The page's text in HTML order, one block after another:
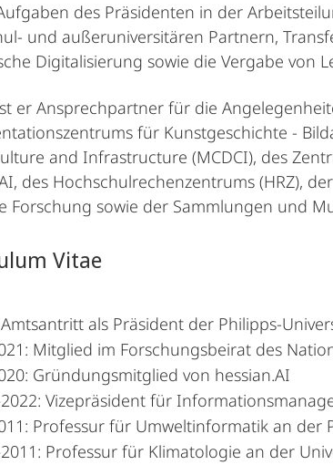
des Präsidenten in der
und außeruniversitären Partnern,
Digitalisierung sowie die Vergabe von
er Ansprechpartner für die
für Kunstgeschichte -
and Infrastructure (MCDCI), des
des Hochschulrechenzentrums (HRZ),
Forschung sowie der Sammlungen und
Vitae
als Präsident der Philipps-
Mitglied im Forschungsbeirat des
Gründungsmitglied von hessian.AI
Vizepräsident für
Professur für Umweltinformatik an der
Professur für Klimatologie an der